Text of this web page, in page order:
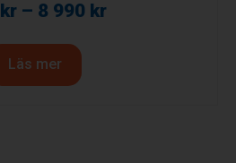
kr – 8 990 kr
Läs mer